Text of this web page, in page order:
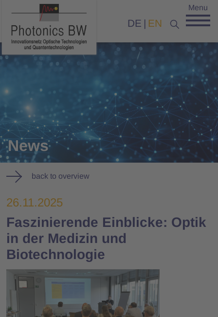
DE EN
Menu
News
back to overview
26.11.2025
Faszinierende Einblicke: Optik
in der Medizin und
Biotechnologie